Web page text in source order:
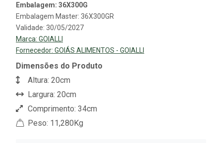
Embalagem: 36X300G
Embalagem Master: 36X300GR
Validade: 30/05/2027
Marca: GOIALLI
Fornecedor: GOIÁS ALIMENTOS - GOIALLI
Dimensões do Produto
Altura: 20cm
Largura: 20cm
Comprimento: 34cm
Peso: 11,280Kg